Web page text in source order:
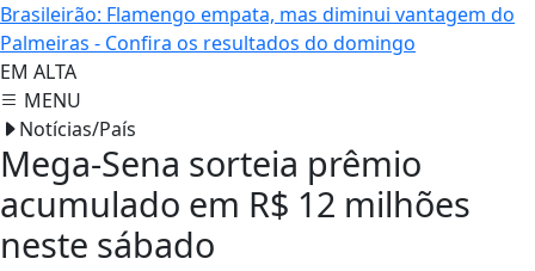
Brasileirão: Flamengo empata, mas diminui vantagem do
Palmeiras - Confira os resultados do domingo
EM ALTA
MENU
Notícias/País
Mega-Sena sorteia prêmio
acumulado em R$ 12 milhões
neste sábado